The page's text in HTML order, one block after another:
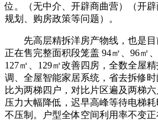
位。（无中介、开辟商曲营）（开
规划、购房政策等问题）。
先高层精拆洋房产物线，也是目
正在售完整面积段笼盖 94㎡、96㎡
127㎡、129㎡改善四房，全数全屋
调、全屋智能家居系统，省去拆修
比为两梯四户，对比片区遍及两梯
压力大幅降低，迟早高峰等待电梯
不压制。户型全体空间利用率不变正